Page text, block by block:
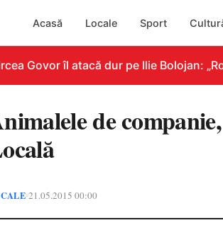
Acasă Locale Sport
Govor îl atacă dur pe Ilie Bolojan:
de
•21.05.2015 00:00